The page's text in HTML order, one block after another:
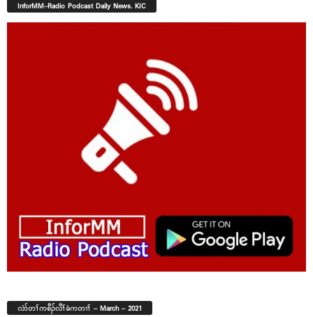
InforMM-Radio Podcast Daily News. KIC
လံာ်တၢ်ကစီၣ်လီၢ်ခံကတၢၢ် – March – 2021